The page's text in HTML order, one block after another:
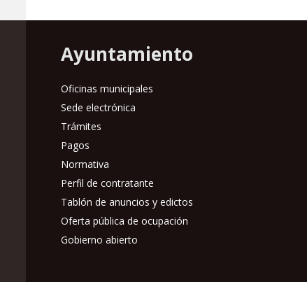
Ayuntamiento
Oficinas municipales
Sede electrónica
Trámites
Pagos
Normativa
Perfil de contratante
Tablón de anuncios y edictos
Oferta pública de ocupación
Gobierno abierto